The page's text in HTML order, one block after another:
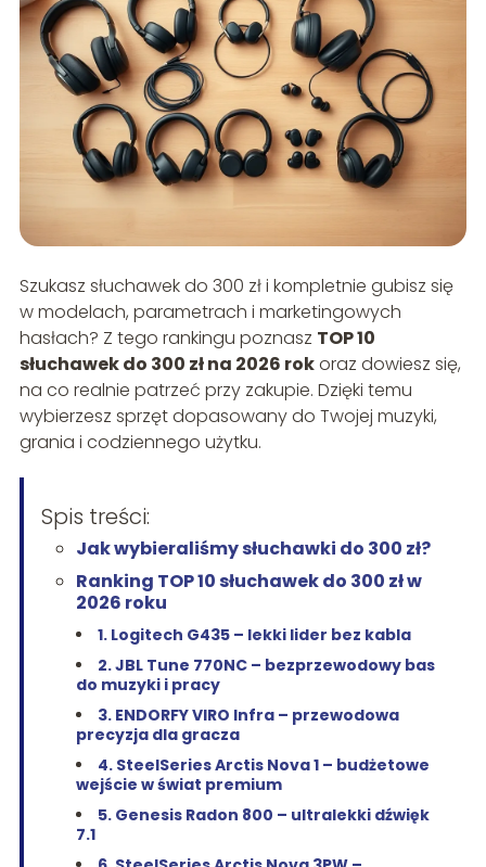
Szukasz słuchawek do 300 zł i kompletnie gubisz się
w modelach, parametrach i marketingowych
hasłach? Z tego rankingu poznasz TOP 10
słuchawek do 300 zł na 2026 rokoraz dowiesz się,
na co realnie patrzeć przy zakupie. Dzięki temu
wybierzesz sprzęt dopasowany do Twojej muzyki,
grania i codziennego użytku.
Spis treści:
Jak wybieraliśmy słuchawki do 300 zł?
Ranking TOP 10 słuchawek do 300 zł w
2026 roku
1. Logitech G435 – lekki lider bez kabla
2. JBL Tune 770NC – bezprzewodowy bas
do muzyki i pracy
3. ENDORFY VIRO Infra – przewodowa
precyzja dla gracza
4. SteelSeries Arctis Nova 1 – budżetowe
wejście w świat premium
5. Genesis Radon 800 – ultralekki dźwięk
7.1